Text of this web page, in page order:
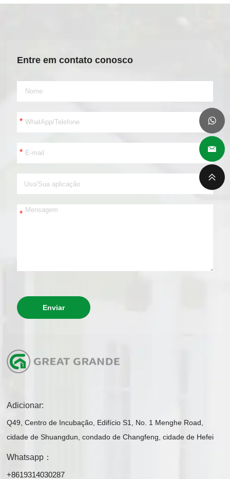
Entre em contato conosco
*
*
*
Enviar
Adicionar:
Q49, Centro de Incubação, Edifício S1, No. 1 Menghe Road,
cidade de Shuangdun, condado de Changfeng, cidade de Hefei
Whatsapp：
+8619314030287